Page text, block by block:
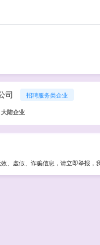
司 招聘服务类企业
陆企业
、虚假、诈骗信息，请立即举报，